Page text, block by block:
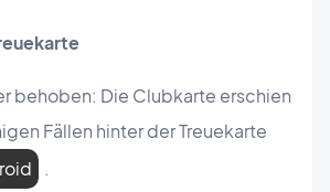
behoben: Die Clubkarte erschien
Fällen hinter der Treuekarte
.